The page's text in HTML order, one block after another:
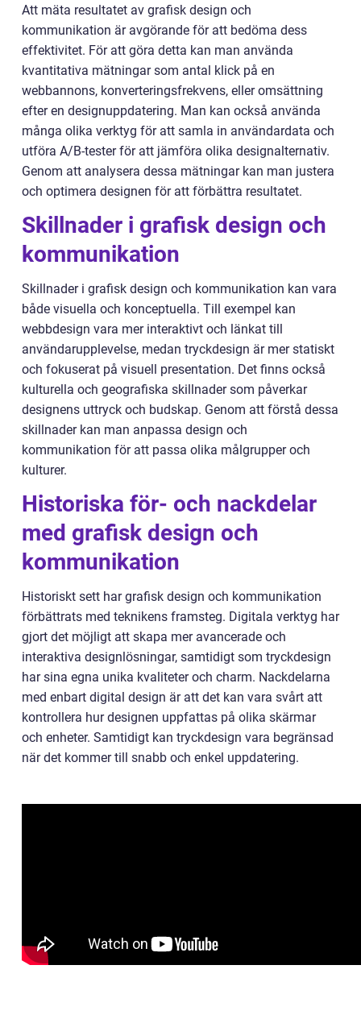
Att mäta resultatet av grafisk design och
kommunikation är avgörande för att bedöma dess
effektivitet. För att göra detta kan man använda
kvantitativa mätningar som antal klick på en
webbannons, konverteringsfrekvens, eller omsättning
efter en designuppdatering. Man kan också använda
många olika verktyg för att samla in användardata och
utföra A/B-tester för att jämföra olika designalternativ.
Genom att analysera dessa mätningar kan man justera
och optimera designen för att förbättra resultatet.
Skillnader i grafisk design och
kommunikation
Skillnader i grafisk design och kommunikation kan vara
både visuella och konceptuella. Till exempel kan
webbdesign vara mer interaktivt och länkat till
användarupplevelse, medan tryckdesign är mer statiskt
och fokuserat på visuell presentation. Det finns också
kulturella och geografiska skillnader som påverkar
designens uttryck och budskap. Genom att förstå dessa
skillnader kan man anpassa design och
kommunikation för att passa olika målgrupper och
kulturer.
Historiska för- och nackdelar
med grafisk design och
kommunikation
Historiskt sett har grafisk design och kommunikation
förbättrats med teknikens framsteg. Digitala verktyg har
gjort det möjligt att skapa mer avancerade och
interaktiva designlösningar, samtidigt som tryckdesign
har sina egna unika kvaliteter och charm. Nackdelarna
med enbart digital design är att det kan vara svårt att
kontrollera hur designen uppfattas på olika skärmar
och enheter. Samtidigt kan tryckdesign vara begränsad
när det kommer till snabb och enkel uppdatering.